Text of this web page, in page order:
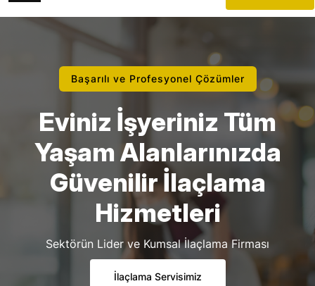
Başarılı ve Profesyonel Çözümler
Eviniz İşyeriniz Tüm
Yaşam Alanlarınızda
Güvenilir İlaçlama
Hizmetleri
Sektörün Lider ve Kumsal İlaçlama Firması
İlaçlama Servisimiz